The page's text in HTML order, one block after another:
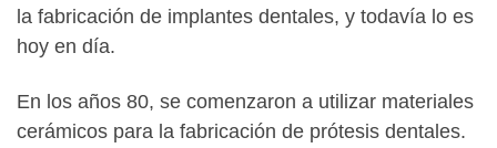
la fabricación de implantes dentales, y todavía lo es
hoy en día.
En los años 80, se comenzaron a utilizar materiales
cerámicos para la fabricación de prótesis dentales.